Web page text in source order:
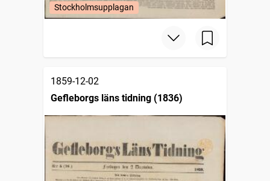
Stockholmsupplagan
1859-12-02
Gefleborgs läns tidning (1836)